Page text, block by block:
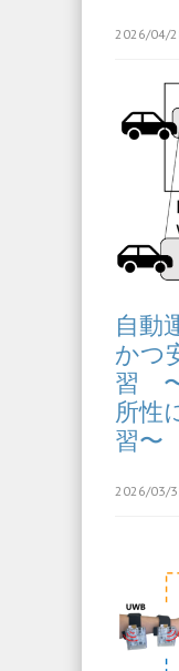
2026/04/
自動
かつ
習
所性
習〜
2026/03/